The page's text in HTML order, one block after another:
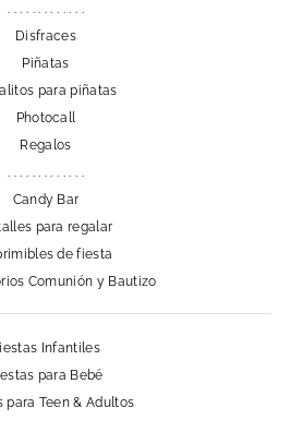
. . . . . . . . . . . . .
Disfraces
Piñatas
para piñatas
Photocall
Regalos
. . . . . . . . . . . . .
Candy Bar
para regalar
de fiesta
Comunión y Bautizo
Infantiles
para Bebé
para Teen & Adultos